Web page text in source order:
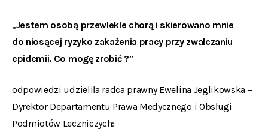
„Jestem osobą przewlekle chorą i skierowano mnie
do niosącej ryzyko zakażenia pracy przy zwalczaniu
epidemii. Co mogę zrobić ?”
odpowiedzi udzieliła radca prawny Ewelina Jeglikowska –
Dyrektor Departamentu Prawa Medycznego i Obsługi
Podmiotów Leczniczych: